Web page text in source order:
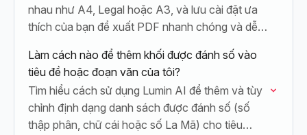
nhau như A4, Legal hoặc A3, và lưu cài đặt ưa
thích của bạn để xuất PDF nhanh chóng và dễ…
Làm cách nào để thêm khối được đánh số vào
tiêu đề hoặc đoạn văn của tôi?
Tìm hiểu cách sử dụng Lumin AI để thêm và tùy
chỉnh định dạng danh sách được đánh số (số
thập phân, chữ cái hoặc số La Mã) cho tiêu…